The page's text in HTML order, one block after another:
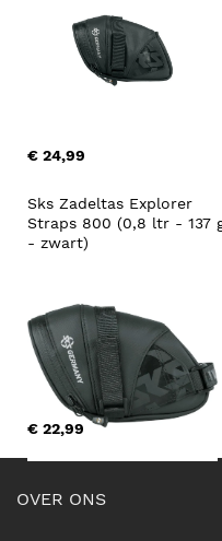
€ 24,99
Sks Zadeltas Explorer
Straps 800 (0,8 ltr - 137
- zwart)
€ 22,99
OVER ONS